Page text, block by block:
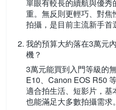
單眼有較長的續航與優
重。無反則更輕巧、對焦
拍攝，是目前主流新手首
我的預算大約落在3萬元
機？
3萬元能買到入門等級的
E10、Canon EOS R50
適合拍生活、短影片，
也能滿足大多數拍攝需求。